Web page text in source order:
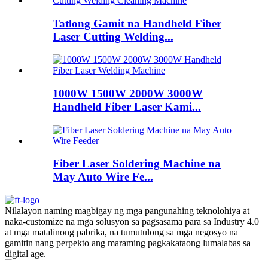
Tatlong Gamit na Handheld Fiber
Laser Cutting Welding...
1000W 1500W 2000W 3000W
Handheld Fiber Laser Kami...
Fiber Laser Soldering Machine na
May Auto Wire Fe...
Nilalayon naming magbigay ng mga pangunahing teknolohiya at
naka-customize na mga solusyon sa pagsasama para sa Industry 4.0
at mga matalinong pabrika, na tumutulong sa mga negosyo na
gamitin nang perpekto ang maraming pagkakataong lumalabas sa
digital age.